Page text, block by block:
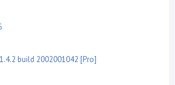
build 2002001042 [Pro]